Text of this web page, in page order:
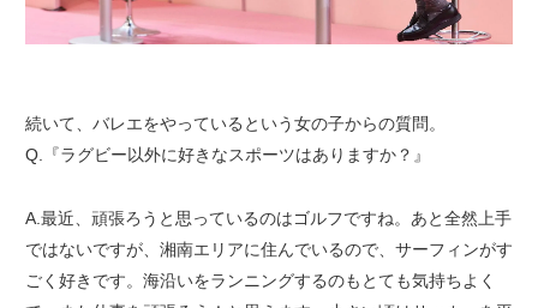
続いて、バレエをやっているという女の子からの質問。
Q.『ラグビー以外に好きなスポーツはありますか？』
A.最近、頑張ろうと思っているのはゴルフですね。あと全然上手
ではないですが、湘南エリアに住んでいるので、サーフィンがす
ごく好きです。海沿いをランニングするのもとても気持ちよく